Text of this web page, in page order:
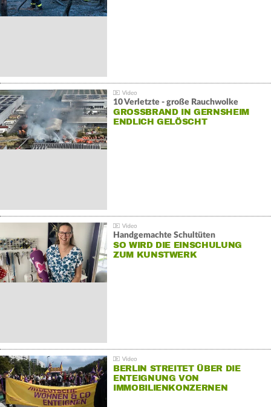
10 Verletzte - große Rauchwolke
GROSSBRAND IN GERNSHEIM E
NDLICH GELÖSCHT
Handgemachte Schultüten
SO WIRD DIE EINSCHULUNG
ZUM KUNSTWERK
BERLIN STREITET ÜBER DIE
ENTEIGNUNG VON
IMMOBILIENKONZERNEN